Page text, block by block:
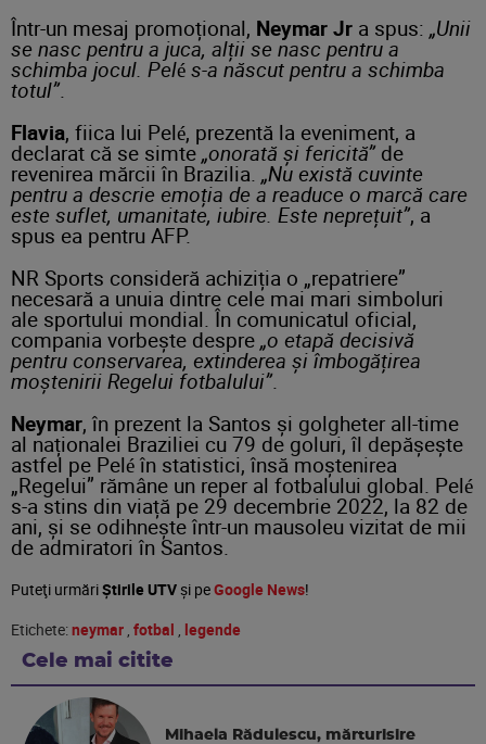
Într-un mesaj promoțional, Neymar Jr a spus: „Unii
se nasc pentru a juca, alții se nasc pentru a
schimba jocul. Pelé s-a născut pentru a schimba
totul”.
Flavia, fiica lui Pelé, prezentă la eveniment, a
declarat că se simte„onorată și fericită”de
revenirea mărcii în Brazilia. „Nu există cuvinte
pentru a descrie emoția de a readuce o marcă care
este suflet, umanitate, iubire. Este neprețuit”, a
spus ea pentru AFP.
NR Sports consideră achiziția o „repatriere”
necesară a unuia dintre cele mai mari simboluri
ale sportului mondial. În comunicatul oficial,
compania vorbește despre „o etapă decisivă
pentru conservarea, extinderea și îmbogățirea
moștenirii Regelui fotbalului”.
Neymar, în prezent la Santos și golgheter all-time
al naționalei Braziliei cu 79 de goluri, îl depășește
astfel pe Pelé în statistici, însă moștenirea
„Regelui” rămâne un reper al fotbalului global. Pelé
s-a stins din viață pe 29 decembrie 2022, la 82 de
ani, și se odihnește într-un mausoleu vizitat de mii
de admiratori în Santos.
Puteţi urmăriȘtirile UTVşi peGoogle News!
Etichete:neymar fotbal legende
Cele mai citite
Mihaela Rădulescu, mărturisire